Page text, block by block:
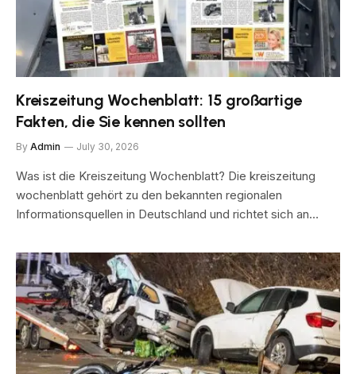
Kreiszeitung Wochenblatt: 15 großartige
Fakten, die Sie kennen sollten
By Admin July 30, 2026
Was ist die Kreiszeitung Wochenblatt? Die kreiszeitung
wochenblatt gehört zu den bekannten regionalen
Informationsquellen in Deutschland und richtet sich an…